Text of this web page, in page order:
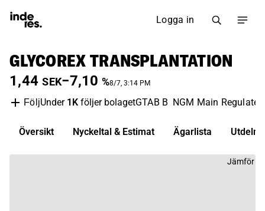
Logga in
GLYCOREX TRANSPLANTATION
1,44 SEK−7,10 %8/7, 3:14 PM
FöljUnder 1K följer bolagetGTAB B NGM Main Regulated
Översikt Nyckeltal & Estimat Ägarlista
Jämför